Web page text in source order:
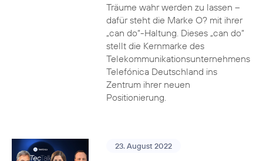
Träume wahr werden zu lassen –
dafür steht die Marke O? mit ihrer
„can do“-Haltung. Dieses „can do“
stellt die Kernmarke des
Telekommunikationsunternehmens
Telefónica Deutschland ins
Zentrum ihrer neuen
Positionierung.
23. August 2022